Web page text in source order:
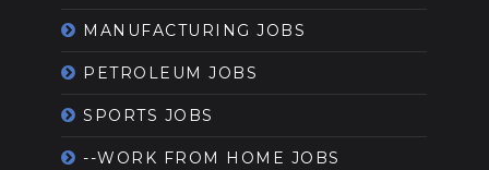
MANUFACTURING JOBS
PETROLEUM JOBS
SPORTS JOBS
--WORK FROM HOME JOBS